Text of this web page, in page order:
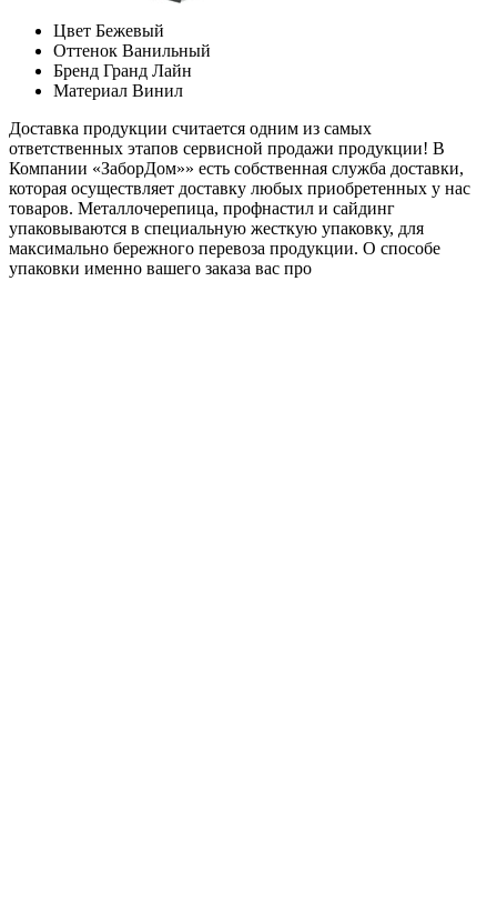
Цвет Бежевый
Оттенок Ванильный
Бренд Гранд Лайн
Материал Винил
Доставка продукции считается одним из самых
ответственных этапов сервисной продажи продукции! В
Компании «ЗаборДом»» есть собственная служба доставки,
которая осуществляет доставку любых приобретенных у нас
товаров. Металлочерепица, профнастил и сайдинг
упаковываются в специальную жесткую упаковку, для
максимально бережного перевоза продукции. О способе
упаковки именно вашего заказа вас про